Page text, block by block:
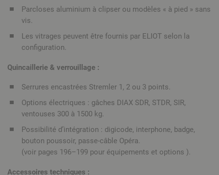
Parcloses aluminium à clipser ou modèles « à pied » sans
vis.
Les vitrages peuvent être fournis par ELIOT selon la
configuration.
Quincaillerie & verrouillage :
Serrures encastrées Stremler 1, 2 ou 3 points.
Options électriques : gâches DIAX SDR, STDR, SIR,
ventouses 300 à 1500 kg.
Possibilité d’intégration : digicode, interphone, badge,
bouton poussoir, passe-câble Opéra.
(voir pages 196–199 pour équipements et options ).
Accessoires techniques :